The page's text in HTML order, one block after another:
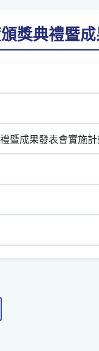
獎典禮暨
暨成果發表會實施